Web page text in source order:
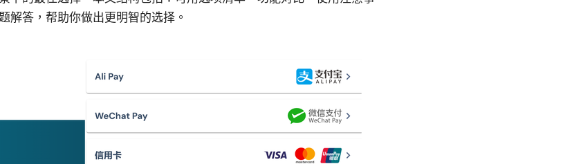
解答，帮助你做出更明智的选择。